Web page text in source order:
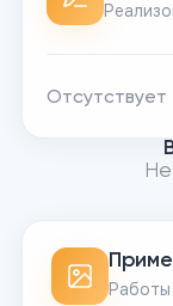
Отсутствует